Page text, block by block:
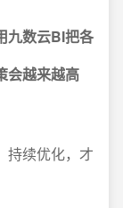
九数云BI把各
会越来越高
持续优化，才